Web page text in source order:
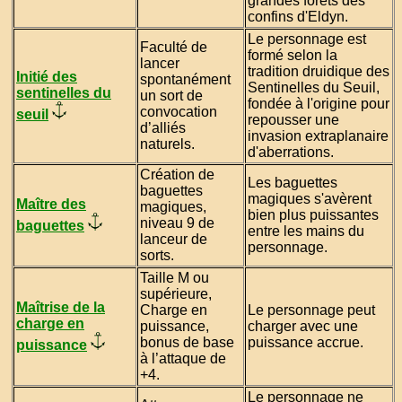
confins d'Eldyn.
Initié des
sentinelles du
seuil
Faculté de
lancer
spontanément
un sort de
convocation
d’alliés
naturels.
Le personnage est
formé selon la
tradition druidique des
Sentinelles du Seuil,
fondée à l'origine pour
repousser une
invasion extraplanaire
d'aberrations.
Maître des
baguettes
Création de
baguettes
magiques,
niveau 9 de
lanceur de
sorts.
Les baguettes
magiques s'avèrent
bien plus puissantes
entre les mains du
personnage.
Maîtrise de la
charge en
puissance
Taille M ou
supérieure,
Charge en
puissance,
bonus de base
à l’attaque de
+4.
Le personnage peut
charger avec une
puissance accrue.
Le personnage ne